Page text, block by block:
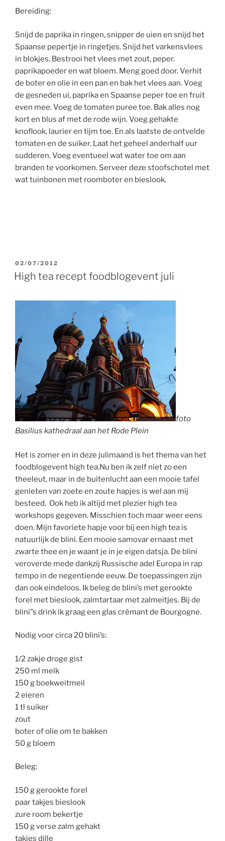
Bereiding:
Snijd de paprika in ringen, snipper de uien en snijd het
Spaanse pepertje in ringetjes. Snijd het varkensvlees
in blokjes. Bestrooi het vlees met zout, peper.
paprikapoeder en wat bloem. Meng goed door. Verhit
de boter en olie in een pan en bak het vlees aan. Voeg
de gesneden ui, paprika en Spaanse peper toe en fruit
even mee. Voeg de tomaten puree toe. Bak alles nog
kort en blus af met de rode wijn. Voeg gehakte
knoflook, laurier en tijm toe. En als laatste de ontvelde
tomaten en de suiker. Laat het geheel anderhalf uur
sudderen. Voeg eventueel wat water toe om aan
branden te voorkomen. Serveer deze stoofschotel met
wat tuinbonen met roomboter en bieslook.
GEPLAATST
OP
02/07/2012
High tea recept foodblogevent juli
foto
Basilius kathedraal aan het Rode Plein
Het is zomer en in deze julimaand is het thema van het
foodblogevent high tea.Nu ben ik zelf niet zo een
theeleut, maar in de buitenlucht aan een mooie tafel
genieten van zoete en zoute hapjes is wel aan mij
besteed. Ook heb ik altijd met plezier high tea
workshops gegeven. Misschien toch maar weer eens
doen. Mijn favoriete hapje voor bij een high tea is
natuurlijk de blini. Een mooie samovar ernaast met
zwarte thee en je waant je in je eigen datsja. De blini
veroverde mede dankzij Russische adel Europa in rap
tempo in de negentiende eeuw. De toepassingen zijn
dan ook eindeloos. Ik beleg de blini’s met gerookte
forel met bieslook, zalmtartaar met zalmeitjes. Bij de
blini”s drink ik graag een glas crémant de Bourgogne.
Nodig voor circa 20 blini’s:
1/2 zakje droge gist
250 ml melk
150 g boekweitmeil
2 eieren
1 tl suiker
zout
boter of olie om te bakken
50 g bloem
Beleg:
150 g gerookte forel
paar takjes bieslook
zure room bekertje
150 g verse zalm gehakt
takjes dille